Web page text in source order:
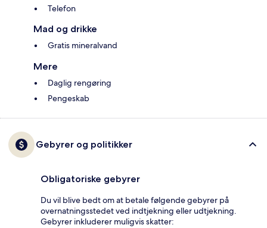
Telefon
Mad og drikke
Gratis mineralvand
Mere
Daglig rengøring
Pengeskab
Gebyrer og politikker
Obligatoriske gebyrer
Du vil blive bedt om at betale følgende gebyrer på
overnatningsstedet ved indtjekning eller udtjekning.
Gebyrer inkluderer muligvis skatter: